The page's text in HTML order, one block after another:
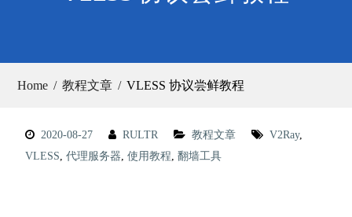
Home 教程文章 VLESS 协议尝鲜教程
2020-08-27 RULTR 教程文章 V2Ray,
VLESS, 代理服务器, 使用教程, 翻墙工具